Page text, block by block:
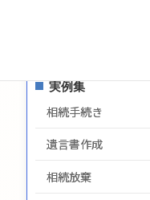
実例集
相続手続き
遺言書作成
相続放棄